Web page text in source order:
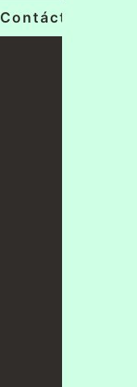
Contáctanos